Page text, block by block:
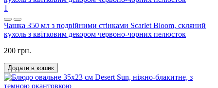
1
Чашка 350 мл з подвійними стінками Scarlet Bloom, скляний
кухоль з квітковим декором червоно-чорних пелюсток
200 грн.
Додати в кошик